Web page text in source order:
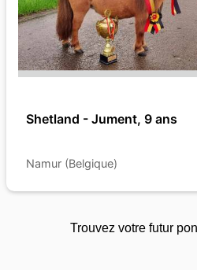
Shetland - Jument, 9 ans
Namur (Belgique)
Trouvez votre futur